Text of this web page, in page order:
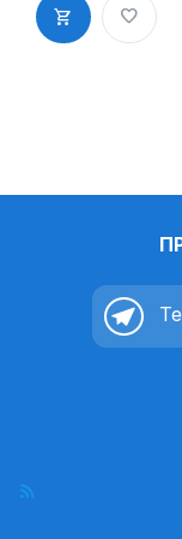
дверь
пиктограмм